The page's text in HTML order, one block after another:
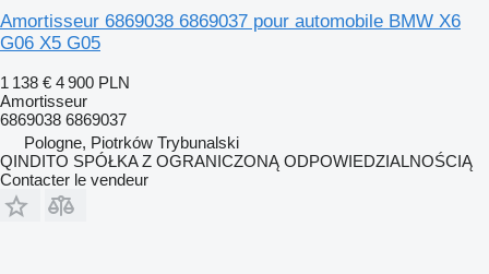
Amortisseur 6869038 6869037 pour automobile BMW X6
G06 X5 G05
1 138 € 4 900 PLN
Amortisseur
6869038 6869037
Pologne, Piotrków Trybunalski
QINDITO SPÓŁKA Z OGRANICZONĄ ODPOWIEDZIALNOŚCIĄ
Contacter le vendeur